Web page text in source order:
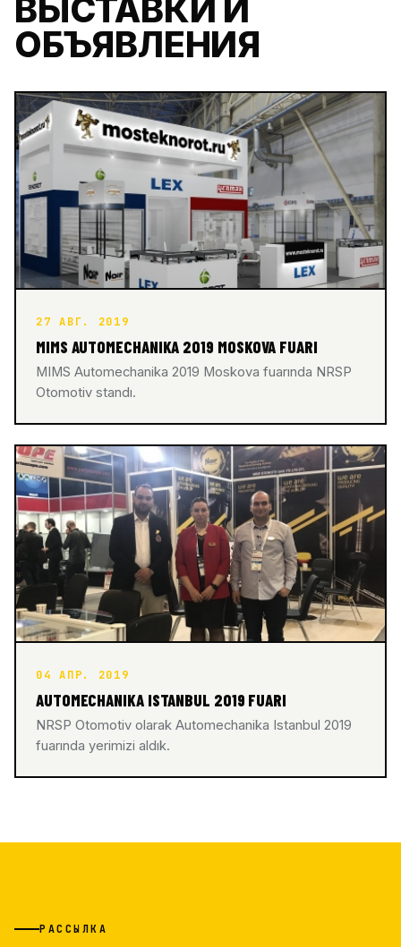
ОБЪЯВЛЕНИЯ
27 АВГ. 2019
MIMS AUTOMECHANIKA 2019 MOSKOVA FUARI
MIMS Automechanika 2019 Moskova fuarında NRSP
Otomotiv standı.
04 АПР. 2019
AUTOMECHANIKA ISTANBUL 2019 FUARI
NRSP Otomotiv olarak Automechanika Istanbul 2019
fuarında yerimizi aldık.
РАССЫЛКА